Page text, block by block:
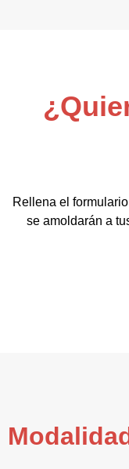
Rellena el
se amoldarán a